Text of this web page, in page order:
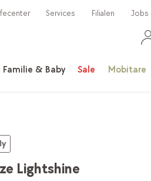
Familie & Baby Sale Mobitare
Services Filialen Jobs
Lightshine